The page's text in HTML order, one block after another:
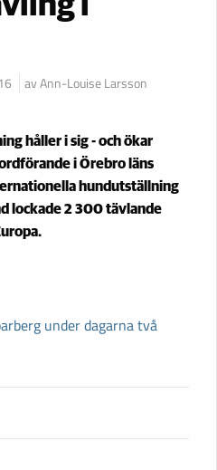
av Ann-Louise Larsson
håller i sig - och ökar
i Örebro läns
hundutställning
lockade 2 300 tävlande
under dagarna två